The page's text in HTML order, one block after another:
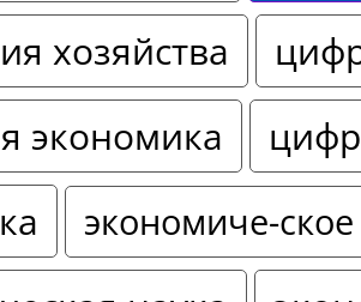
хозяйства
экономика
экономиче-